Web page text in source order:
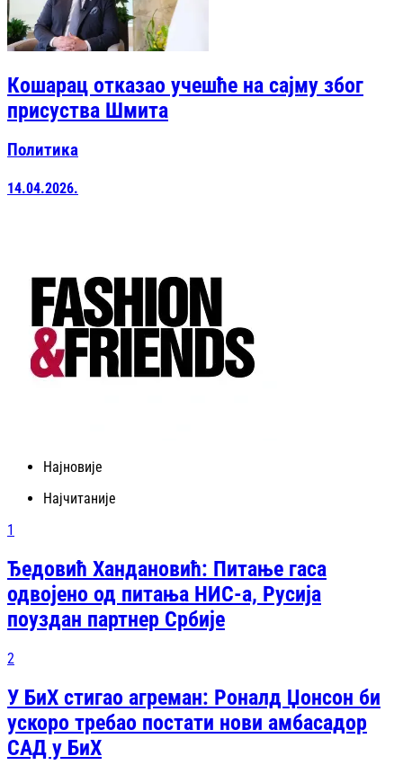
Кошарац отказао учешће на сајму због
присуства Шмита
Политика
14.04.2026.
Најновије
Најчитаније
1
Ђедовић Хандановић: Питање гаса
одвојено од питања НИС-а, Русија
поуздан партнер Србије
2
У БиХ стигао агреман: Роналд Џонсон би
ускоро требао постати нови амбасадор
САД у БиХ